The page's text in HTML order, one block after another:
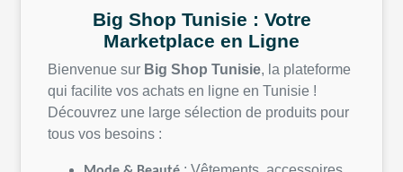
Big Shop Tunisie : Votre
Marketplace en Ligne
Bienvenue sur Big Shop Tunisie, la plateforme
qui facilite vos achats en ligne en Tunisie !
Découvrez une large sélection de produits pour
tous vos besoins :